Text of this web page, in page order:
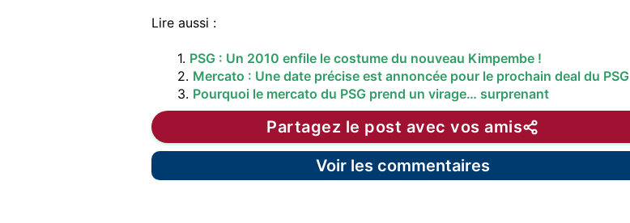
Lire aussi :
1. PSG : Un 2010 enfile le costume du nouveau Kimpembe !
2. Mercato : Une date précise est annoncée pour le prochain deal du PSG
3. Pourquoi le mercato du PSG prend un virage… surprenant
Partagez le post avec vos amis
Voir les commentaires